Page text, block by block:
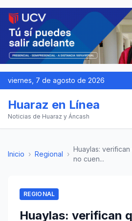
viernes, 7 de agosto de 2026
Huaraz en Línea
Noticias de Huaraz y Áncash
Inicio › Regional ›
Huaylas:
no cuen...
REGIONAL
Huaylas: verifican